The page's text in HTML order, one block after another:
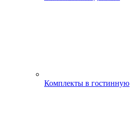
Комплекты в гостинную